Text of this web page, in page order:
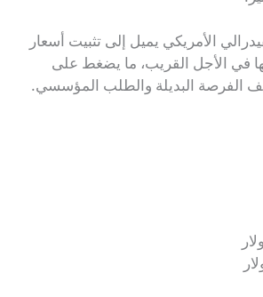
الأمريكي يميل إلى تثبيت أسعار
في الأجل القريب، ما يضغط على
الفرصة البديلة والطلب المؤسسي.